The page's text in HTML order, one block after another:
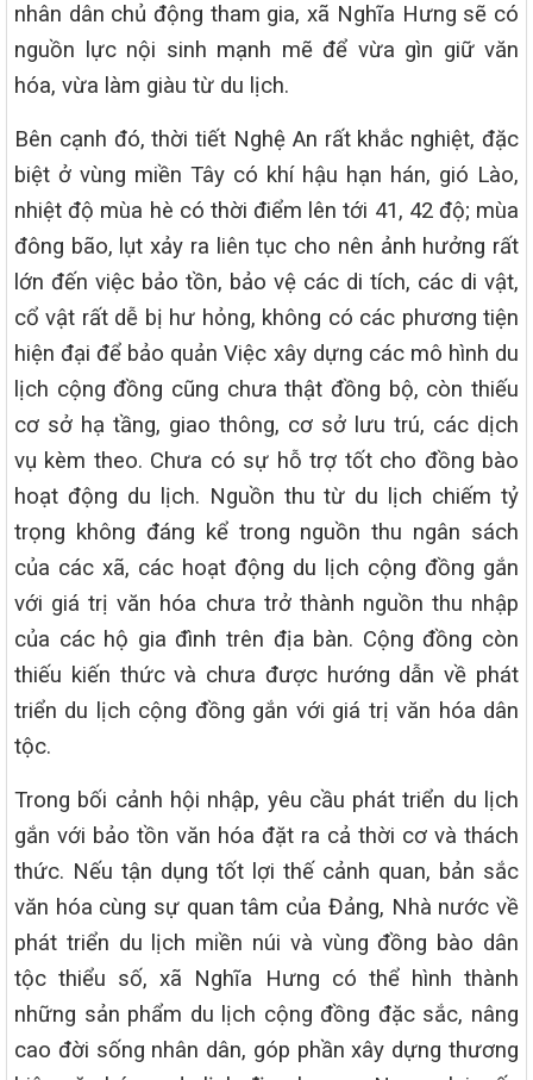
nhân dân chủ động tham gia, xã Nghĩa Hưng sẽ có
nguồn lực nội sinh mạnh mẽ để vừa gìn giữ văn
hóa, vừa làm giàu từ du lịch.
Bên cạnh đó, thời tiết Nghệ An rất khắc nghiệt, đặc
biệt ở vùng miền Tây có khí hậu hạn hán, gió Lào,
nhiệt độ mùa hè có thời điểm lên tới 41, 42 độ; mùa
đông bão, lụt xảy ra liên tục cho nên ảnh hưởng rất
lớn đến việc bảo tồn, bảo vệ các di tích, các di vật,
cổ vật rất dễ bị hư hỏng, không có các phương tiện
hiện đại để bảo quản Việc xây dựng các mô hình du
lịch cộng đồng cũng chưa thật đồng bộ, còn thiếu
cơ sở hạ tầng, giao thông, cơ sở lưu trú, các dịch
vụ kèm theo. Chưa có sự hỗ trợ tốt cho đồng bào
hoạt động du lịch. Nguồn thu từ du lịch chiếm tỷ
trọng không đáng kể trong nguồn thu ngân sách
của các xã, các hoạt động du lịch cộng đồng gắn
với giá trị văn hóa chưa trở thành nguồn thu nhập
của các hộ gia đình trên địa bàn. Cộng đồng còn
thiếu kiến thức và chưa được hướng dẫn về phát
triển du lịch cộng đồng gắn với giá trị văn hóa dân
tộc.
Trong bối cảnh hội nhập, yêu cầu phát triển du lịch
gắn với bảo tồn văn hóa đặt ra cả thời cơ và thách
thức. Nếu tận dụng tốt lợi thế cảnh quan, bản sắc
văn hóa cùng sự quan tâm của Đảng, Nhà nước về
phát triển du lịch miền núi và vùng đồng bào dân
tộc thiểu số, xã Nghĩa Hưng có thể hình thành
những sản phẩm du lịch cộng đồng đặc sắc, nâng
cao đời sống nhân dân, góp phần xây dựng thương